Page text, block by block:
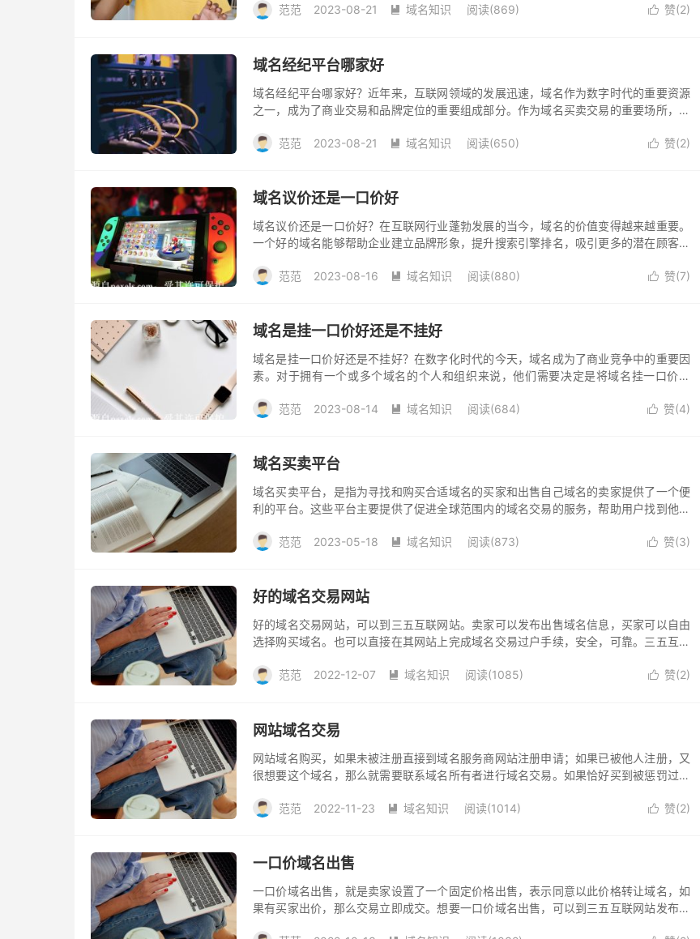
范范
2023-08-21  域名知识 阅读(869)  赞(2)
域名经纪平台哪家好
域名经纪平台哪家好？近年来，互联网领域的发展迅速，域名作为数字时代的重要资源
之一，成为了商业交易和品牌定位的重要组成部分。作为域名买卖交易的重要场所，域
选取呢？本文将会为您介绍一些靠谱的域名经纪平台，帮助您做出明智的选择。
范范 2023-08-21  域名知识 阅读(650)  赞(2)
域名议价还是一口价好
域名议价还是一口价好？在互联网行业蓬勃发展的当今，域名的价值变得越来越重要。
一个好的域名能够帮助企业建立品牌形象，提升搜索引擎排名，吸引更多的潜在顾客。
绍能做出适合的判断。
范范 2023-08-16  域名知识 阅读(880)  赞(7)
域名是挂一口价好还是不挂好
域名是挂一口价好还是不挂好？在数字化时代的今天，域名成为了商业竞争中的重要因
素。对于拥有一个或多个域名的个人和组织来说，他们需要决定是将域名挂一口价出
是要考虑多个因素。
范范 2023-08-14  域名知识 阅读(684)  赞(4)
域名买卖平台
域名买卖平台，是指为寻找和购买合适域名的买家和出售自己域名的卖家提供了一个便
利的平台。这些平台主要提供了促进全球范围内的域名交易的服务，帮助用户找到他们
的域名。
范范 2023-05-18  域名知识 阅读(873)  赞(3)
好的域名交易网站
好的域名交易网站，可以到三五互联网站。卖家可以发布出售域名信息，买家可以自由
选择购买域名。也可以直接在其网站上完成域名交易过户手续，安全，可靠。三五互联
范范
2022-12-07  域名知识 阅读(1085)  赞(2)
网站域名交易
网站域名购买，如果未被注册直接到域名服务商网站注册申请；如果已被他人注册，又
很想要这个域名，那么就需要联系域名所有者进行域名交易。如果恰好买到被惩罚过的
范范
2022-11-23  域名知识 阅读(1014)  赞(2)
一口价域名出售
一口价域名出售，就是卖家设置了一个固定价格出售，表示同意以此价格转让域名，如
果有买家出价，那么交易立即成交。想要一口价域名出售，可以到三五互联网站发布域